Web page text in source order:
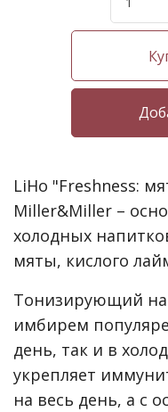
LiHo "Freshness:
Miller&Miller –
холодных
мяты, кислого
Тонизирующий
имбирем
день, так и в
укрепляет
на весь день, а с